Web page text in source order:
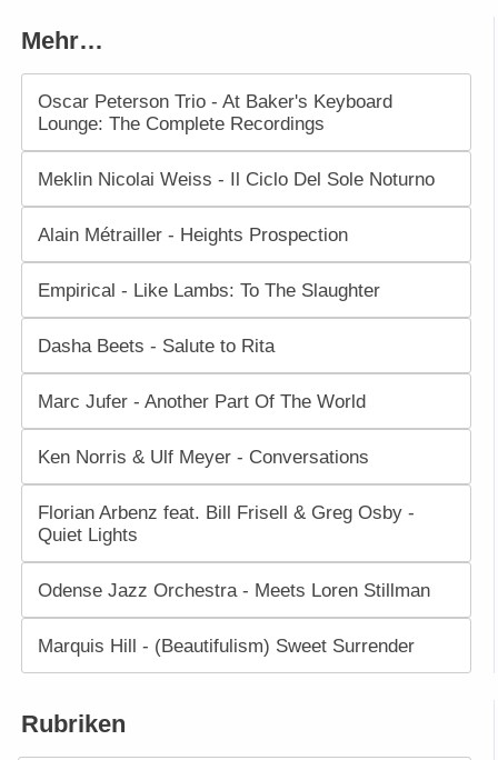
Mehr…
Oscar Peterson Trio - At Baker's Keyboard
Lounge: The Complete Recordings
Meklin Nicolai Weiss - Il Ciclo Del Sole Noturno
Alain Métrailler - Heights Prospection
Empirical - Like Lambs: To The Slaughter
Dasha Beets - Salute to Rita
Marc Jufer - Another Part Of The World
Ken Norris & Ulf Meyer - Conversations
Florian Arbenz feat. Bill Frisell & Greg Osby -
Quiet Lights
Odense Jazz Orchestra - Meets Loren Stillman
Marquis Hill - (Beautifulism) Sweet Surrender
Rubriken